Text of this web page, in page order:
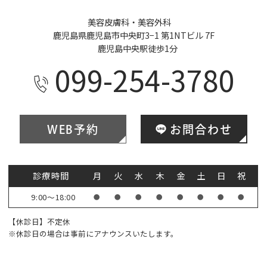
美容皮膚科・美容外科
鹿児島県鹿児島市中央町3−1 第1NTビル 7F
鹿児島中央駅徒歩1分
099-254-3780
WEB予約 お問合わせ
診療時間 月 火 水 木 金 土 日 祝
9:00～18:00 ● ● ● ● ● ● ● ●
【休診日】不定休
※休診日の場合は事前にアナウンスいたします。